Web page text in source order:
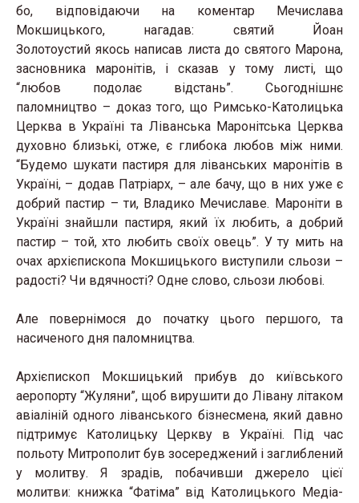
бо, відповідаючи на коментар Мечислава
Мокшицького, нагадав: святий Йоан
Золотоустий якось написав листа до святого Марона,
засновника маронітів, і сказав у тому листі, що
“любов подолає відстань”. Сьогоднішнє
паломництво – доказ того, що Римсько-Католицька
Церква в Україні та Ліванська Маронітська Церква
духовно близькі, отже, є глибока любов між ними.
“Будемо шукати пастиря для ліванських маронітів в
Україні, – додав Патріарх, – але бачу, що в них уже є
добрий пастир – ти, Владико Мечиславе. Мароніти в
Україні знайшли пастиря, який їх любить, а добрий
пастир – той, хто любить своїх овець”. У ту мить на
очах архієпископа Мокшицького виступили сльози –
радості? Чи вдячності? Одне слово, сльози любові.
Але повернімося до початку цього першого, та
насиченого дня паломництва.
Архієпископ Мокшицький прибув до київського
аеропорту “Жуляни”, щоб вирушити до Лівану літаком
авіаліній одного ліванського бізнесмена, який давно
підтримує Католицьку Церкву в Україні. Під час
польоту Митрополит був зосереджений і заглиблений
у молитву. Я зрадів, побачивши джерело цієї
молитви: книжка “Фатіма” від Католицького Медіа-